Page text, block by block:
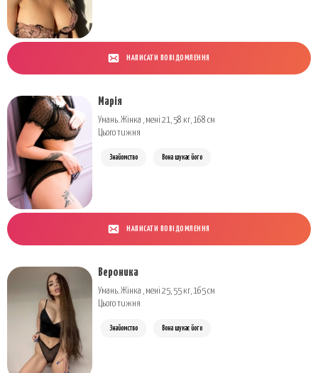
НАПИСАТИ ПОВІДОМЛЕННЯ
Марія
Умань. Жінка , мені 21, 58 кг, 168 см
Цього тижня
Знайомство Вона шукає його
НАПИСАТИ ПОВІДОМЛЕННЯ
Вероника
Умань. Жінка , мені 25, 55 кг, 165 см
Цього тижня
Знайомство Вона шукає його